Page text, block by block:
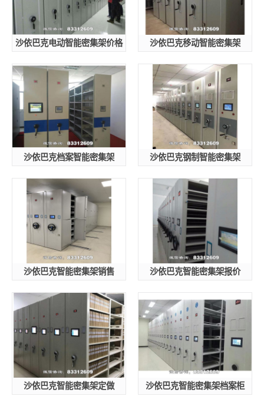
沙依巴克电动智能密集架价格 沙依巴克移动智能密集架
沙依巴克档案智能密集架 沙依巴克钢制智能密集架
沙依巴克智能密集架销售 沙依巴克智能密集架报价
沙依巴克智能密集架定做 沙依巴克智能密集架档案柜